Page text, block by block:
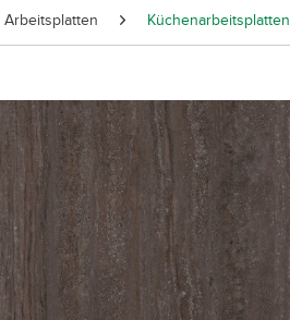
Arbeitsplatten Küchenarbeitsplatten